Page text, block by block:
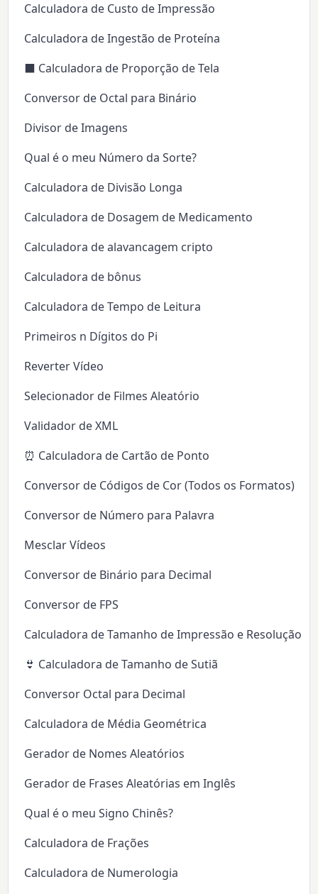
Calculadora de Custo de Impressão
Calculadora de Ingestão de Proteína
⬛ Calculadora de Proporção de Tela
Conversor de Octal para Binário
Divisor de Imagens
Qual é o meu Número da Sorte?
Calculadora de Divisão Longa
Calculadora de Dosagem de Medicamento
Calculadora de alavancagem cripto
Calculadora de bônus
Calculadora de Tempo de Leitura
Primeiros n Dígitos do Pi
Reverter Vídeo
Selecionador de Filmes Aleatório
Validador de XML
⏰ Calculadora de Cartão de Ponto
Conversor de Códigos de Cor (Todos os Formatos)
Conversor de Número para Palavra
Mesclar Vídeos
Conversor de Binário para Decimal
Conversor de FPS
Calculadora de Tamanho de Impressão e Resolução
👙 Calculadora de Tamanho de Sutiã
Conversor Octal para Decimal
Calculadora de Média Geométrica
Gerador de Nomes Aleatórios
Gerador de Frases Aleatórias em Inglês
Qual é o meu Signo Chinês?
Calculadora de Frações
Calculadora de Numerologia